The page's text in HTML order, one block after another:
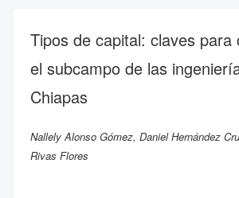
Tipos de capital: claves para
el subcampo de las
Chiapas
Nallely Alonso Gómez, Daniel Hernández
Rivas Flores